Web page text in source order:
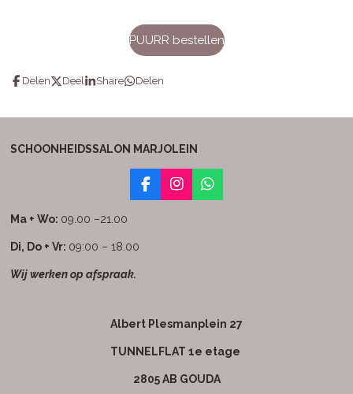
PUURR bestellen
Delen Deel Share Delen
SCHOONHEIDSSALON MARJOLEIN
F
a
I
n
W
h
Ma + Wo: 09.00 –21.00
Di, Do + Vr: 09:00 – 18.00
Wij werken op afspraak.
Albert Plesmanplein 27
TUNNELFLAT 1e etage
2805 AB GOUDA